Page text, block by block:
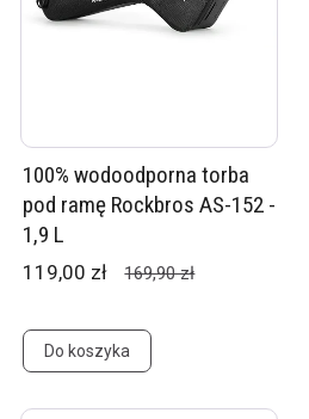
100% wodoodporna torba
pod ramę Rockbros AS-152 -
1,9 L
119,00 zł 169,90 zł
Do koszyka